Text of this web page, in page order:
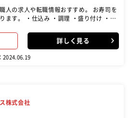
求人や転職情報おすすめ。 お寿司を
ます。 ・仕込み ・調理 ・盛り付け ・新
わからないことは先輩スタッフにいつで
詳しく見る
2024.06.19
株式会社